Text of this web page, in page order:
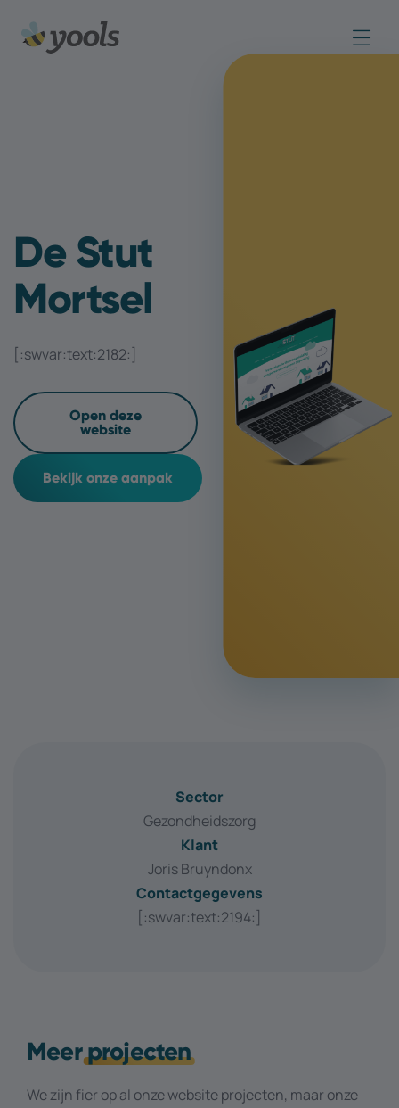
De Stut
Mortsel
[:swvar:text:2182:]
Open deze
website
Bekijk onze aanpak
Sector
Gezondheidszorg
Klant
Joris Bruyndonx
Contactgegevens
[:swvar:text:2194:]
Meerprojecten
We zijn fier op al onze website projecten, maar onze